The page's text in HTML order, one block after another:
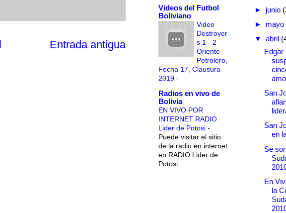
Entrada antigua
Videos del Futbol
Boliviano
Video
Destroyer
s 1 - 2
Oriente
Petrolero,
Fecha 17, Clausura
2019 -
Radios en vivo de
Bolivia
EN VIVO POR
INTERNET RADIO
Lider de Potosi -
Puede visitar el sitio
de la radio en internet
en RADIO Lider de
Potosi
► junio
► mayo
▼ abril
Edgar
San
San
en
Se
En
la